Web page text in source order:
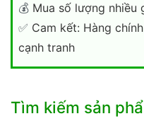
💰 Mua số lượng nhiều
✅ Cam kết: Hàng
cạnh tranh
Tìm kiếm sản